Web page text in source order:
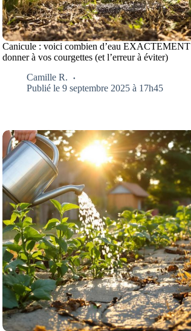
Canicule : voici combien d’eau EXACTEMENT
donner à vos courgettes (et l’erreur à éviter)
Camille R.
Publié le 9 septembre 2025 à 17h45